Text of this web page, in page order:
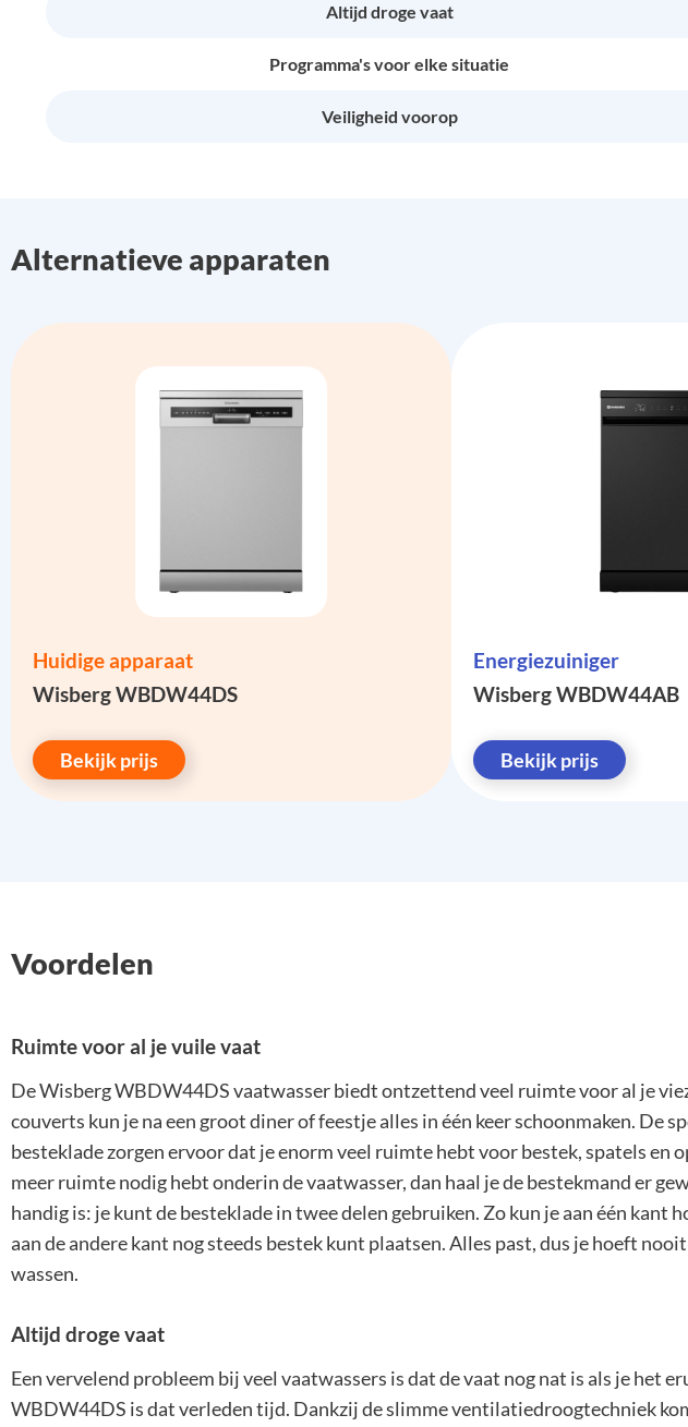
Altijd droge vaat
Programma's voor elke situatie
Veiligheid voorop
Alternatieve apparaten
Huidige apparaat
Wisberg WBDW44DS
Bekijk prijs
Energiezuiniger
Wisberg WBDW44AB
Bekijk prijs
Voordelen
Ruimte voor al je vuile vaat
De Wisberg WBDW44DS vaatwasser biedt ontzettend veel ruimte voor al je
couverts kun je na een groot diner of feestje alles in één keer schoonmaken. De
besteklade zorgen ervoor dat je enorm veel ruimte hebt voor bestek, spatels en
meer ruimte nodig hebt onderin de vaatwasser, dan haal je de bestekmand er
handig is: je kunt de besteklade in twee delen gebruiken. Zo kun je aan één kant
aan de andere kant nog steeds bestek kunt plaatsen. Alles past, dus je hoeft
wassen.
Altijd droge vaat
Een vervelend probleem bij veel vaatwassers is dat de vaat nog nat is als je het
WBDW44DS is dat verleden tijd. Dankzij de slimme ventilatiedroogtechniek